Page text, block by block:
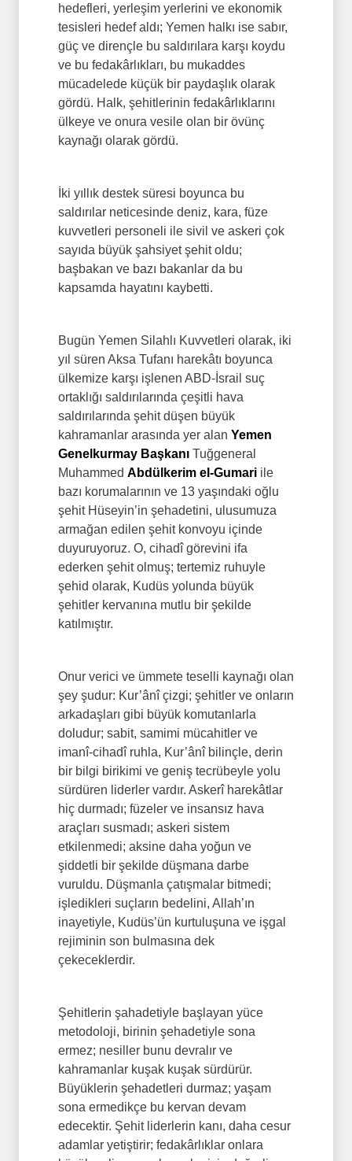
hedefleri, yerleşim yerlerini ve ekonomik
tesisleri hedef aldı; Yemen halkı ise sabır,
güç ve dirençle bu saldırılara karşı koydu
ve bu fedakârlıkları, bu mukaddes
mücadelede küçük bir paydaşlık olarak
gördü. Halk, şehitlerinin fedakârlıklarını
ülkeye ve onura vesile olan bir övünç
kaynağı olarak gördü.
İki yıllık destek süresi boyunca bu
saldırılar neticesinde deniz, kara, füze
kuvvetleri personeli ile sivil ve askeri çok
sayıda büyük şahsiyet şehit oldu;
başbakan ve bazı bakanlar da bu
kapsamda hayatını kaybetti.
Bugün Yemen Silahlı Kuvvetleri olarak, iki
yıl süren Aksa Tufanı harekâtı boyunca
ülkemize karşı işlenen ABD-İsrail suç
ortaklığı saldırılarında çeşitli hava
saldırılarında şehit düşen büyük
kahramanlar arasında yer alan Yemen
Genelkurmay Başkanı Tuğgeneral
Muhammed Abdülkerim el-Gumari ile
bazı korumalarının ve 13 yaşındaki oğlu
şehit Hüseyin’in şehadetini, ulusumuza
armağan edilen şehit konvoyu içinde
duyuruyoruz. O, cihadî görevini ifa
ederken şehit olmuş; tertemiz ruhuyle
şehid olarak, Kudüs yolunda büyük
şehitler kervanına mutlu bir şekilde
katılmıştır.
Onur verici ve ümmete teselli kaynağı olan
şey şudur: Kur’ânî çizgi; şehitler ve onların
arkadaşları gibi büyük komutanlarla
doludur; sabit, samimi mücahitler ve
imanî-cihadî ruhla, Kur’ânî bilinçle, derin
bir bilgi birikimi ve geniş tecrübeyle yolu
sürdüren liderler vardır. Askerî harekâtlar
hiç durmadı; füzeler ve insansız hava
araçları susmadı; askeri sistem
etkilenmedi; aksine daha yoğun ve
şiddetli bir şekilde düşmana darbe
vuruldu. Düşmanla çatışmalar bitmedi;
işledikleri suçların bedelini, Allah’ın
inayetiyle, Kudüs’ün kurtuluşuna ve işgal
rejiminin son bulmasına dek
çekeceklerdir.
Şehitlerin şahadetiyle başlayan yüce
metodoloji, birinin şehadetiyle sona
ermez; nesiller bunu devralır ve
kahramanlar kuşak kuşak sürdürür.
Büyüklerin şehadetleri durmaz; yaşam
sona ermedikçe bu kervan devam
edecektir. Şehit liderlerin kanı, daha cesur
adamlar yetiştirir; fedakârlıklar onlara